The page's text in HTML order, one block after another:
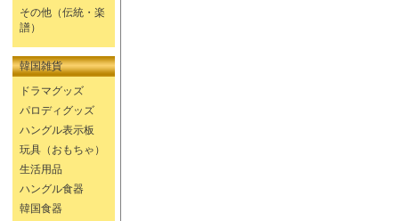
その他（伝統・楽
譜）
韓国雑貨
ドラマグッズ
パロディグッズ
ハングル表示板
玩具（おもちゃ）
生活用品
ハングル食器
韓国食器